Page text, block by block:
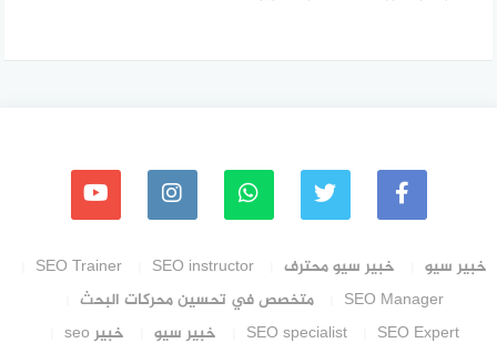
خبير سيو خبير سيو محترف SEO instructor
SEO Trainer
SEO Manager
متخصص في تحسين محركات البحث
SEO Expert
SEO specialist خبير سيو
خبير seo